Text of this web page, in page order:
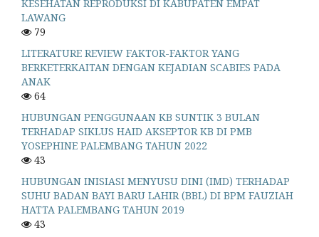
KESEHATAN REPRODUKSI DI KABUPATEN EMPAT
LAWANG
79
LITERATURE REVIEW FAKTOR-FAKTOR YANG
BERKETERKAITAN DENGAN KEJADIAN SCABIES PADA
ANAK
64
HUBUNGAN PENGGUNAAN KB SUNTIK 3 BULAN
TERHADAP SIKLUS HAID AKSEPTOR KB DI PMB
YOSEPHINE PALEMBANG TAHUN 2022
43
HUBUNGAN INISIASI MENYUSU DINI (IMD) TERHADAP
SUHU BADAN BAYI BARU LAHIR (BBL) DI BPM FAUZIAH
HATTA PALEMBANG TAHUN 2019
43